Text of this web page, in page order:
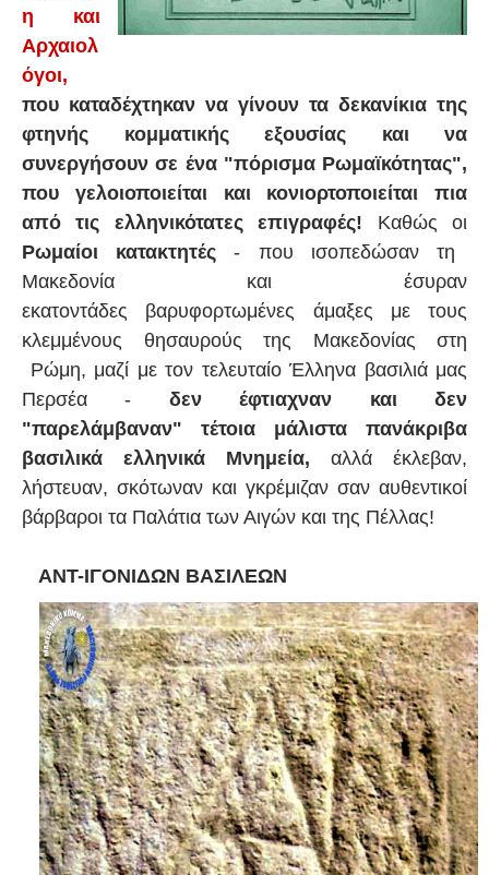
η και
Αρχαιολ
όγοι,
που καταδέχτηκαν να γίνουν τα δεκανίκια της
φτηνής κομματικής εξουσίας και να
συνεργήσουν σε ένα "πόρισμα Ρωμαϊκότητας",
που γελοιοποιείται και κονιορτοποιείται πια
από τις ελληνικότατες επιγραφές! Καθώς οι
Ρωμαίοι κατακτητές - που ισοπεδώσαν τη
Μακεδονία και έσυραν
εκατοντάδες βαρυφορτωμένες άμαξες με τους
κλεμμένους θησαυρούς της Μακεδονίας στη
Ρώμη, μαζί με τον τελευταίο Έλληνα βασιλιά μας
Περσέα - δεν έφτιαχναν και δεν
"παρελάμβαναν" τέτοια μάλιστα πανάκριβα
βασιλικά ελληνικά Μνημεία, αλλά έκλεβαν,
λήστευαν, σκότωναν και γκρέμιζαν σαν αυθεντικοί
βάρβαροι τα Παλάτια των Αιγών και της Πέλλας!
ΑΝΤ-ΙΓΟΝΙΔΩΝ ΒΑΣΙΛΕΩΝ